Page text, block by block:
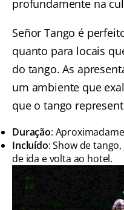
profundamente na
Señor Tango é
quanto para locais
do tango. As
um ambiente que
que o tango
Duração:
Incluído: Show de
de ida e volta ao hotel.